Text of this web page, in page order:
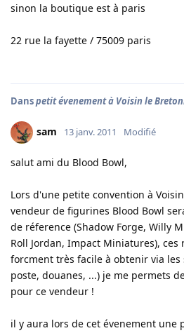
sinon la boutique est à paris
22 rue la fayette / 75009 paris
Danspetit évenement à Voisin le
sam 13 janv. 2011 Modifié
salut ami du Blood Bowl,
Lors d'une petite convention à
vendeur de figurines Blood Bowl
de réference (Shadow Forge, Willy
Roll Jordan, Impact Miniatures), ces
forcment très facile à obtenir via
poste, douanes, ...) je me permets
pour ce vendeur !
il y aura lors de cet évenement une